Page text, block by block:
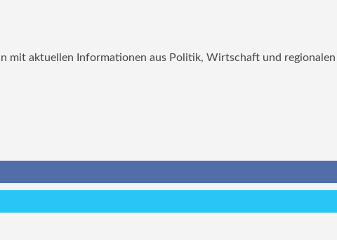
mit aktuellen Informationen aus Politik, Wirtschaft und